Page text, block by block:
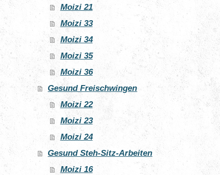
Moizi 21
Moizi 33
Moizi 34
Moizi 35
Moizi 36
Gesund Freischwingen
Moizi 22
Moizi 23
Moizi 24
Gesund Steh-Sitz-Arbeiten
Moizi 16